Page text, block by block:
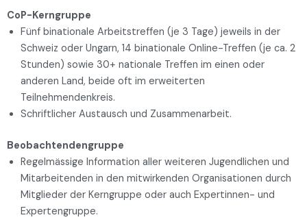
CoP-Kerngruppe
Fünf binationale Arbeitstreffen (je 3 Tage) jeweils in der
Schweiz oder Ungarn, 14 binationale Online-Treffen (je ca. 2
Stunden) sowie 30+ nationale Treffen im einen oder
anderen Land, beide oft im erweiterten
Teilnehmendenkreis.
Schriftlicher Austausch und Zusammenarbeit.
Beobachtendengruppe
Regelmässige Information aller weiteren Jugendlichen und
Mitarbeitenden in den mitwirkenden Organisationen durch
Mitglieder der Kerngruppe oder auch Expertinnen- und
Expertengruppe.